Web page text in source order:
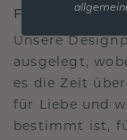
FÜR
Unsere
ausgelegt,
es die Zeit
für Liebe und
bestimmt ist,